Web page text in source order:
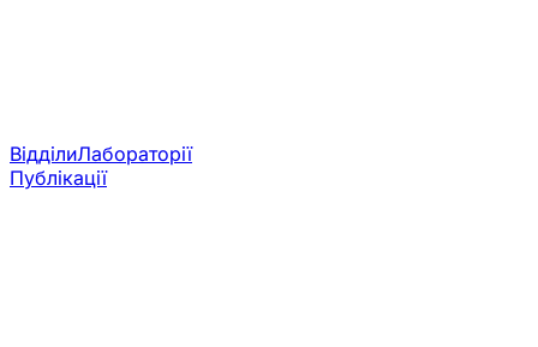
ВідділиЛабораторії
Публікації